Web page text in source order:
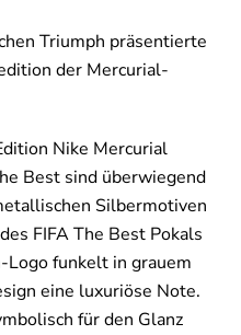
Triumph präsentierte
der Mercurial-
Nike Mercurial
Best sind überwiegend
Silbermotiven
FIFA The Best Pokals
funkelt in grauem
eine luxuriöse Note.
für den Glanz